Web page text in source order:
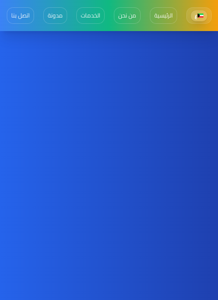
ع الرئيسية من نحن الخدمات مدونة اتصل بنا